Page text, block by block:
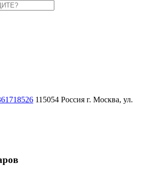
115054 Россия г. Москва, ул.